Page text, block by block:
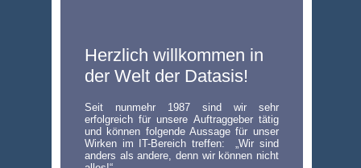
Herzlich willkommen in
der Welt der Datasis!
Seit nunmehr 1987 sind wir sehr
erfolgreich für unsere Auftraggeber tätig
und können folgende Aussage für unser
Wirken im IT-Bereich treffen: „Wir sind
anders als andere, denn wir können nicht